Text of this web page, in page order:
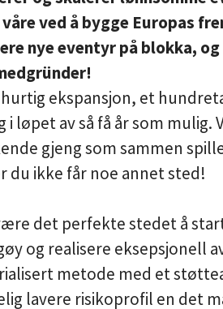
ved å bygge Europas
nye eventyr på blokka,
ekspansjon, et
av så få år som mulig.
gjeng som sammen
du ikke får noe annet sted!
det perfekte stedet å
og realisere eksepsjonell
metode med et
lavere risikoprofil en det